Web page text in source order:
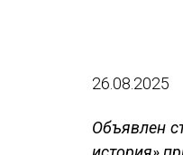
Секретариат
Члены
26.08.2025
Объявлен